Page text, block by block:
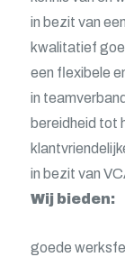
in bezit van
kwalitatief
een flexibele
in
bereidheid tot
in bezit van
Wij bieden:
goede